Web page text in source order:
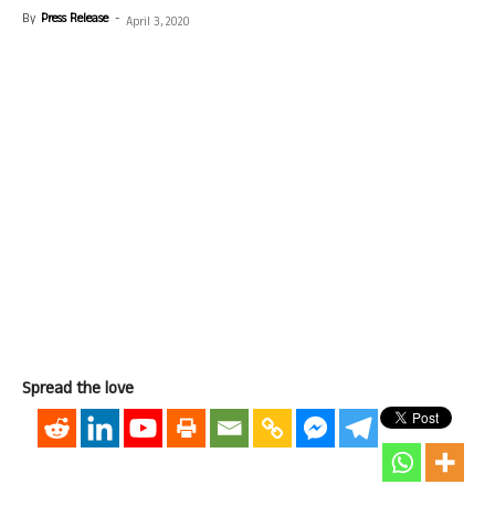
By Press Release - April 3, 2020
Spread the love